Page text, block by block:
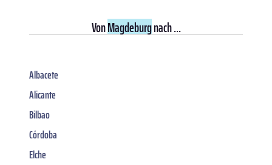
VonMagdeburgnach ...
Albacete
Alicante
Bilbao
Córdoba
Elche